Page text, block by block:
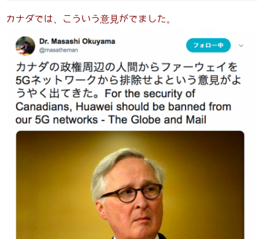
カナダでは、こういう意見がでました。